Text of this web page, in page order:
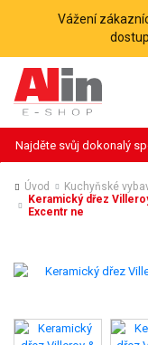
Vážení
Úvod Kuchyňské
Keramický dřez
Excentr ne